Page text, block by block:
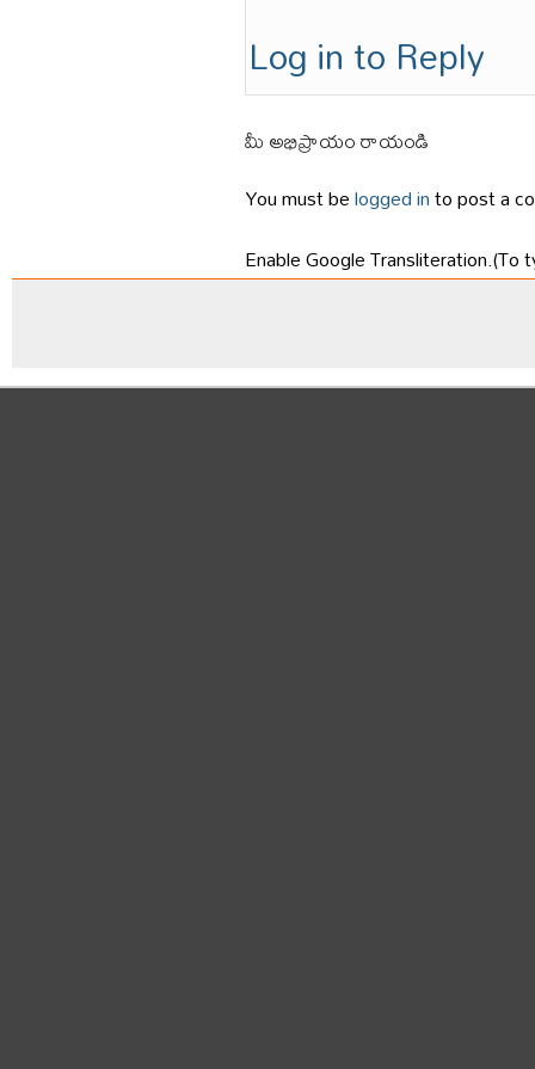
Log in to Reply
మీ అభిప్రాయం రాయండి
You must belogged into post a
Enable Google